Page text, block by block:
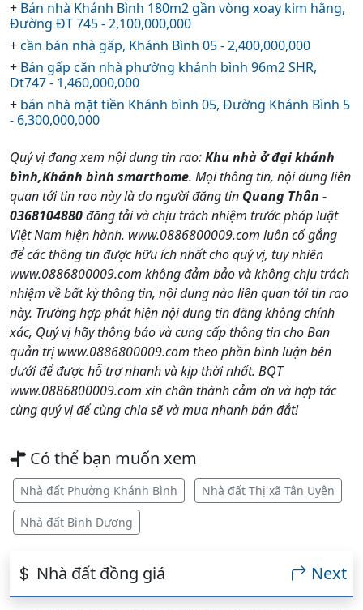
+ Bán nhà Khánh Bình 180m2 gần vòng xoay kim hằng,
Đường ĐT 745 - 2,100,000,000
+cần bán nhà gấp, Khánh Bình 05 - 2,400,000,000
+ Bán gấp căn nhà phường khánh bình 96m2 SHR,
Dt747 - 1,460,000,000
+ bán nhà mặt tiền Khánh bình 05, Đường Khánh Bình 5
- 6,300,000,000
Quý vị đang xem nội dung tin rao:Khu nhà ở đại khánh
bình,Khánh bình smarthome. Mọi thông tin, nội dung liên
quan tới tin rao này là do người đăng tin Quang Thân -
0368104880đăng tải và chịu trách nhiệm trước pháp luật
Việt Nam hiện hành. www.0886800009.com luôn cố gắng
để các thông tin được hữu ích nhất cho quý vị, tuy nhiên
www.0886800009.com không đảm bảo và không chịu trách
nhiệm về bất kỳ thông tin, nội dung nào liên quan tới tin rao
này. Trường hợp phát hiện nội dung tin đăng không chính
xác, Quý vị hãy thông báo và cung cấp thông tin cho Ban
quản trị www.0886800009.com theo phần bình luận bên
dưới để được hỗ trợ nhanh và kịp thời nhất. BQT
www.0886800009.com xin chân thành cảm ơn và hợp tác
cùng quý vị để cùng chia sẽ và mua nhanh bán đắt!
Có thể bạn muốn xem
Nhà đất Phường Khánh Bình Nhà đất Thị xã Tân Uyên
Nhà đất Bình Dương
Nhà đất đồng giá Next